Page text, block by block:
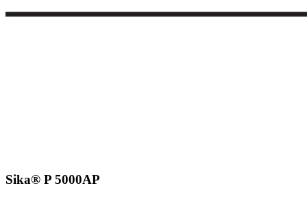
Sika® P 5000AP